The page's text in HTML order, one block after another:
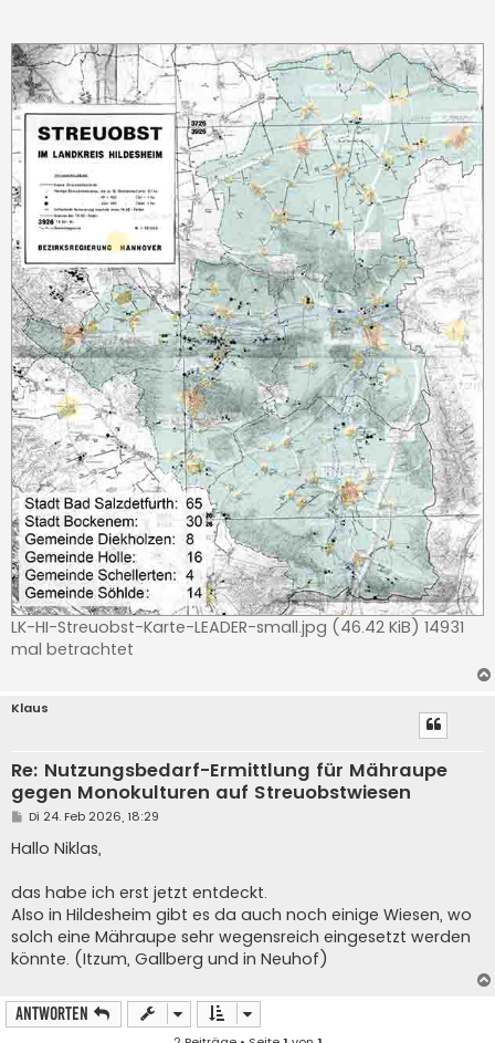
LK-HI-Streuobst-Karte-LEADER-small.jpg (46.42 KiB) 14931
mal betrachtet
Klaus
Re: Nutzungsbedarf-Ermittlung für Mähraupe
gegen Monokulturen auf Streuobstwiesen
B
i
t
a
g
Di 24. Feb 2026, 18:29
Hallo Niklas,
das habe ich erst jetzt entdeckt.
Also in Hildesheim gibt es da auch noch einige Wiesen, wo
solch eine Mähraupe sehr wegensreich eingesetzt werden
könnte. (Itzum, Gallberg und in Neuhof)
Antworten